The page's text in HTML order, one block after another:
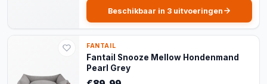
Beschikbaar in 3 uitvoeringen
FANTAIL
Fantail Snooze Mellow Hondenmand
Pearl Grey